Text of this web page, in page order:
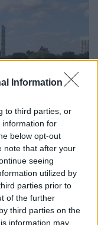
Information
to third parties, or
information for
below opt-out
note that after your
seeing
utilized by
parties prior to
of the further
third parties on the
information may
városa
Bemutatom a